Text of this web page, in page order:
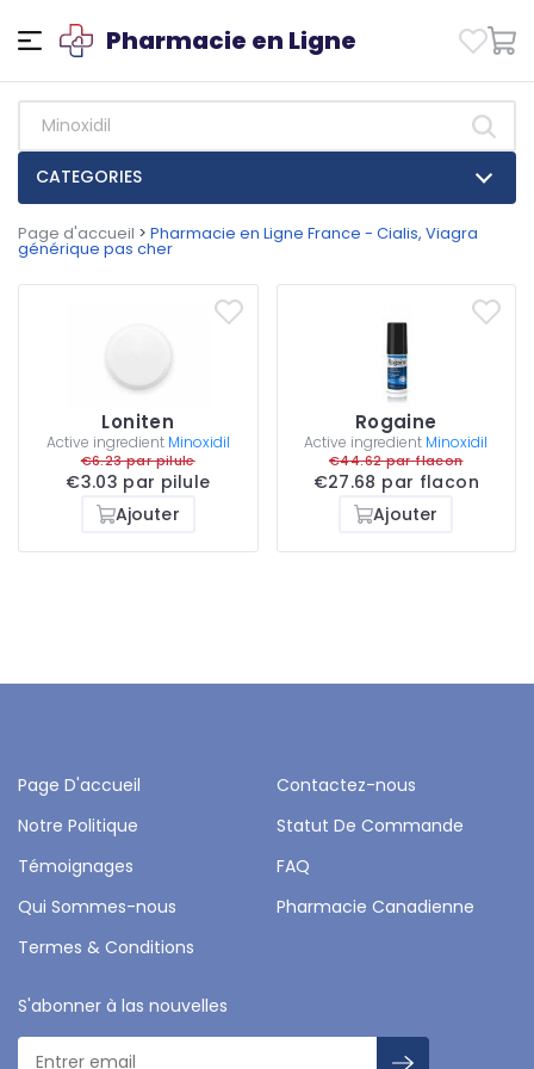
Pharmacie en Ligne
CATEGORIES
Page d'accueil > Pharmacie en Ligne France - Cialis, Viagra
générique pas cher
Loniten
Active ingredient Minoxidil
€6.23 par pilule
€3.03 par pilule
Ajouter
Rogaine
Active ingredient Minoxidil
€44.62 par flacon
€27.68 par flacon
Ajouter
Page D'accueil
Contactez-nous
Notre Politique
Statut De Commande
Témoignages
FAQ
Qui Sommes-nous
Pharmacie Canadienne
Termes & Conditions
S'abonner à las nouvelles